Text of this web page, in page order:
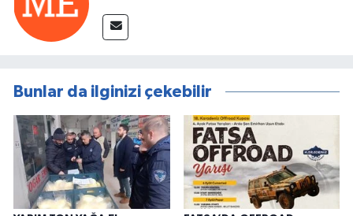
Bunlar da ilginizi çekebilir